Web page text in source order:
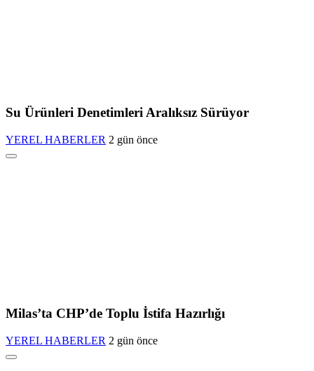
Su Ürünleri Denetimleri Aralıksız Sürüyor
YEREL HABERLER 2 gün önce
Milas’ta CHP’de Toplu İstifa Hazırlığı
YEREL HABERLER 2 gün önce